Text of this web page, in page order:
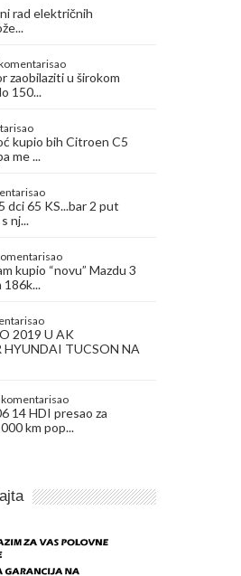
rad električnih
zaobilaziti u širokom
150...
kupio bih Citroen C5
me ...
dci 65 KS...bar 2 put
nj...
kupio “novu” Mazdu 3
186k...
2019 U AK
HYUNDAI TUCSON NA
komentarisao
14 HDI presao za
km pop...